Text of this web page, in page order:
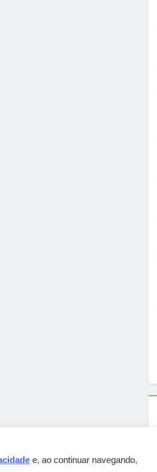
ByBlazeThemes
e, ao continuar navegando,